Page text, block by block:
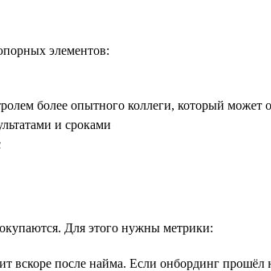
элементов:
более опытного коллеги, который может
и сроками
Для этого нужны метрики:
вскоре после найма. Если онбординг прошёл